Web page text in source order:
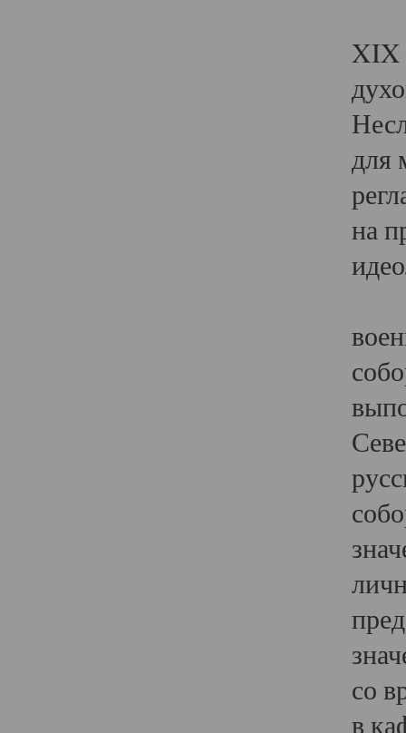
XIX
для
на
со
в